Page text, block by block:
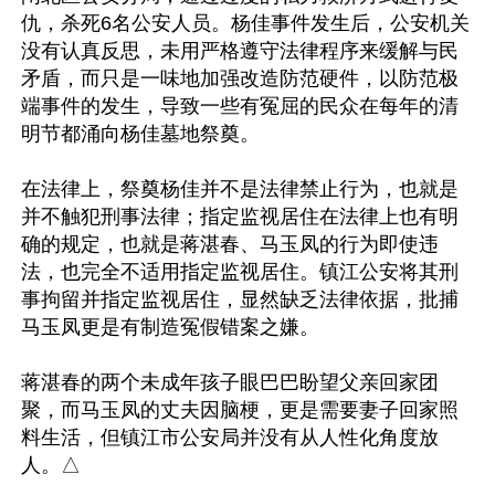
仇，杀死6名公安人员。杨佳事件发生后，公安机关
没有认真反思，未用严格遵守法律程序来缓解与民
矛盾，而只是一味地加强改造防范硬件，以防范极
端事件的发生，导致一些有冤屈的民众在每年的清
明节都涌向杨佳墓地祭奠。
在法律上，祭奠杨佳并不是法律禁止行为，也就是
并不触犯刑事法律；指定监视居住在法律上也有明
确的规定，也就是蒋湛春、马玉凤的行为即使违
法，也完全不适用指定监视居住。镇江公安将其刑
事拘留并指定监视居住，显然缺乏法律依据，批捕
马玉凤更是有制造冤假错案之嫌。
蒋湛春的两个未成年孩子眼巴巴盼望父亲回家团
聚，而马玉凤的丈夫因脑梗，更是需要妻子回家照
料生活，但镇江市公安局并没有从人性化角度放